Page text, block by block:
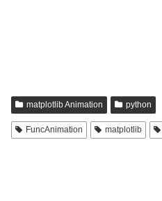
matplotlib Animation python
FuncAnimation matplotlib